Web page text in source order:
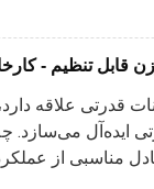
قابل تنظیم -
قدرتی علاقه
ایده‌آل می‌سازد.